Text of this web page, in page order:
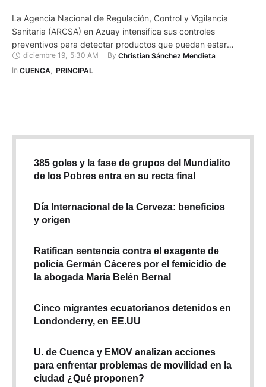
La Agencia Nacional de Regulación, Control y Vigilancia
Sanitaria (ARCSA) en Azuay intensifica sus controles
preventivos para detectar productos que puedan estar
contaminados con plomo. Y es que el 6 de noviembre de
2023, esta institución emitió una alerta por un reporte de la
diciembre 19, 5:30 AM By Christian Sánchez Mendieta
In CUENCA PRINCIPAL
385 goles y la fase de grupos del Mundialito
de los Pobres entra en su recta final
Día Internacional de la Cerveza: beneficios
y origen
Ratifican sentencia contra el exagente de
policía Germán Cáceres por el femicidio de
la abogada María Belén Bernal
Cinco migrantes ecuatorianos detenidos en
Londonderry, en EE.UU
U. de Cuenca y EMOV analizan acciones
para enfrentar problemas de movilidad en la
ciudad ¿Qué proponen?